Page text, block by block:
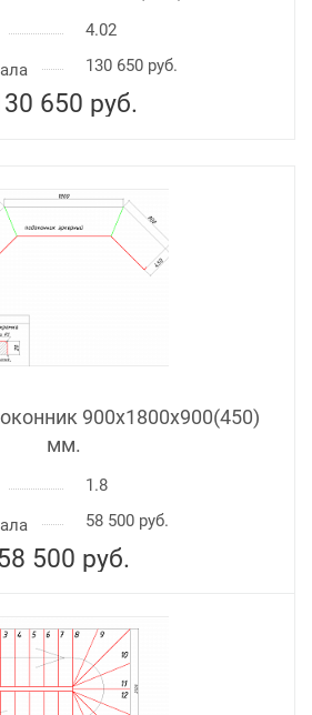
4.02
130 650 руб.
650 руб.
900х1800х900(450)
мм.
1.8
58 500 руб.
500 руб.